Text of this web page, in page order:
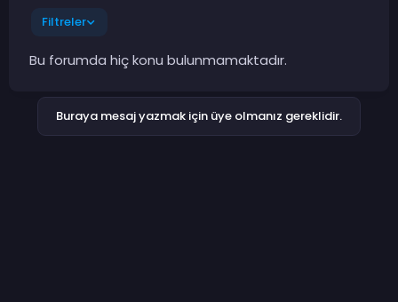
Filtreler
Bu forumda hiç konu bulunmamaktadır.
Buraya mesaj yazmak için üye olmanız gereklidir.